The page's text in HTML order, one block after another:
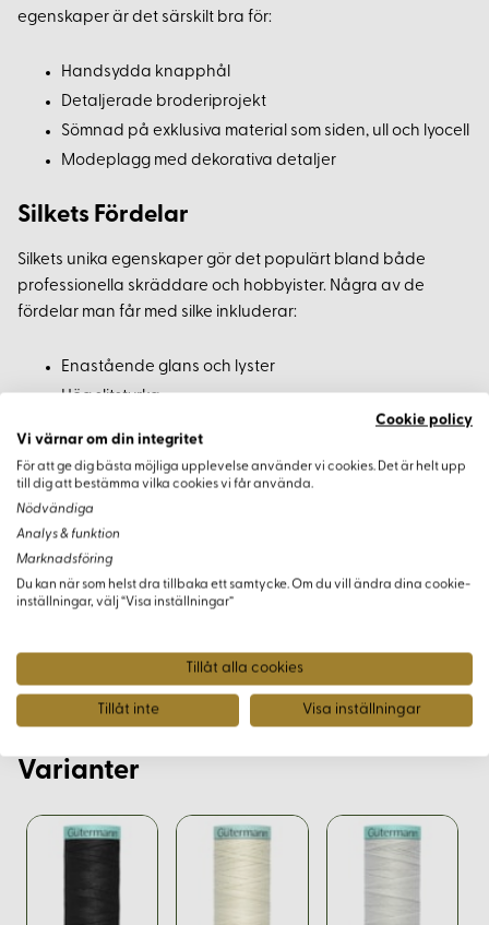
egenskaper är det särskilt bra för:
Handsydda knapphål
Detaljerade broderiprojekt
Sömnad på exklusiva material som siden, ull och lyocell
Modeplagg med dekorativa detaljer
Silkets Fördelar
Silkets unika egenskaper gör det populärt bland både
professionella skräddare och hobbyister. Några av de
fördelar man får med silke inkluderar:
Enastående glans och lyster
Hög slitstyrka
Beställ Ditt Knapphålssilke Nu
Oavsett om du arbetar på handgjorda kläder eller
dekorerar hemtextilier, är vårt knapphålssilke ett ovärderligt
tillbehör för ditt nästa projekt. Beställ nu för att uppleva
erbjuda.
Varianter
Cookie policy
Vi värnar om din integritet
För att ge dig bästa möjliga upplevelse använder vi cookies. Det är helt upp
till dig att bestämma vilka cookies vi får använda.
Nödvändiga
Analys & funktion
Marknadsföring
Du kan när som helst dra tillbaka ett samtycke. Om du vill ändra dina cookie-
inställningar, välj “Visa inställningar”
Tillåt alla cookies
Tillåt inte Visa inställningar